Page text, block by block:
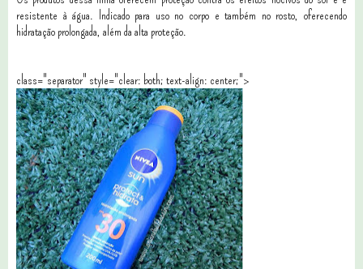
resistente à água. Indicado para uso no corpo e também no rosto, oferecendo
hidratação prolongada, além da alta proteção.
class="separator" style="clear: both; text-align: center;">